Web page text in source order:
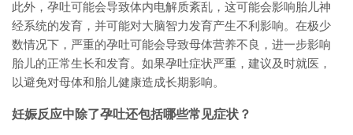
此外，孕吐可能会导致体内电解质紊乱，这可能会影响胎儿神
经系统的发育，并可能对大脑智力发育产生不利影响。在极少
数情况下，严重的孕吐可能会导致母体营养不良，进一步影响
胎儿的正常生长和发育。如果孕吐症状严重，建议及时就医，
以避免对母体和胎儿健康造成长期影响。
妊娠反应中除了孕吐还包括哪些常见症状？